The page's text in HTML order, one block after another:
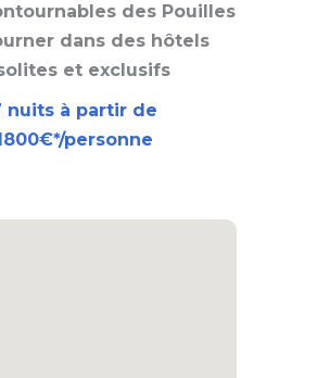
des Pouilles
dans des hôtels
et exclusifs
nuits à partir de
personne